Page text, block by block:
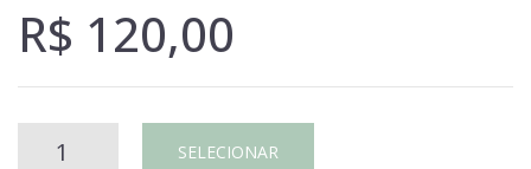
R$ 120,00
PORTA SELECIONAR